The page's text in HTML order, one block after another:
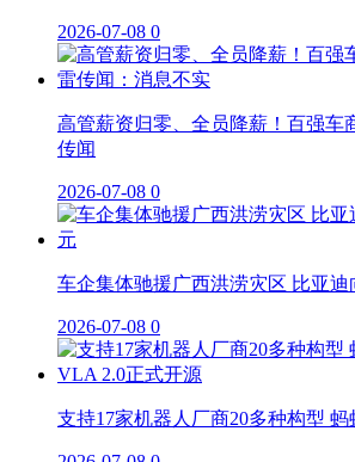
2026-07-08 0
高管薪资归零、全员降薪！百强车
传闻
2026-07-08 0
车企集体驰援广西洪涝灾区 比亚迪
2026-07-08 0
支持17家机器人厂商20多种构型 蚂